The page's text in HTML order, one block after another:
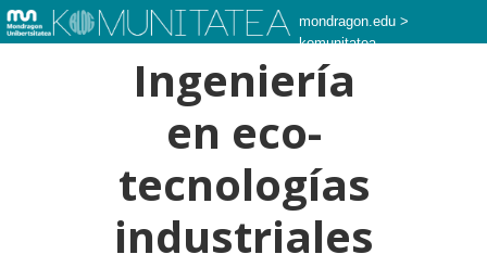
mondragon.edu >
komunitatea
Ingeniería
en eco-
tecnologías
industriales